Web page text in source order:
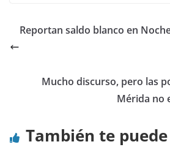
Reportan saldo blanco en
Mucho discurso, pero las
Mérida no
También te